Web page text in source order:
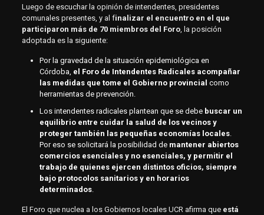
Luego de escuchar la opinión de intendentes, presidentes
comunales presentes, y al finalizar el encuentro en el que
participaron más de 70 miembros del Foro, la posición
adoptada es la siguiente:
Por la gravedad de la situación epidemiológica en
Córdoba, el Foro de Intendentes Radicales acompañar
las medidas que tome el Gobierno provincial como
herramientas de prevención.
Los intendentes radicales plantean que se debe buscar un
equilibrio entre cuidar la salud de los vecinos y
proteger también las pequeñas economías locales.
Por eso se solicitará la posibilidad de mantener abiertos
comercios esenciales y no esenciales, y permitir el
trabajo de quienes ejercen distintos oficios, siempre
bajo protocolos sanitarios y en horarios
determinados.
El Foro que nuclea a los Gobiernos locales UCR afirma que está